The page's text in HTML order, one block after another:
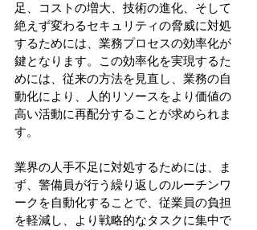
足、コストの増大、技術の進化、そして
絶えず変わるセキュリティの脅威に対処
するためには、業務プロセスの効率化が
鍵となります。この効率化を実現するた
めには、従来の方法を見直し、業務の自
動化により、人的リソースをより価値の
高い活動に再配分することが求められま
す。
業界の人手不足に対処するためには、ま
ず、警備員が行う繰り返しのルーチンワ
ークを自動化することで、従業員の負担
を軽減し、より戦略的なタスクに集中で